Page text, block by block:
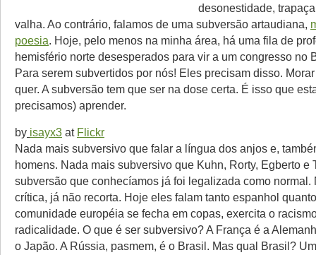
desonestidade,
valha. Ao contrário, falamos de uma subversão artaudiana,
poesia. Hoje, pelo menos na minha área, há uma fila de
hemisfério norte desesperados para vir a um congresso no
Para serem subvertidos por nós! Eles precisam disso.
quer. A subversão tem que ser na dose certa. É isso que
precisamos) aprender.
by isayx3 at Flickr
Nada mais subversivo que falar a língua dos anjos e,
homens. Nada mais subversivo que Kuhn, Rorty, Egberto e
subversão que conhecíamos já foi legalizada como normal.
crítica, já não recorta. Hoje eles falam tanto espanhol
comunidade européia se fecha em copas, exercita o
radicalidade. O que é ser subversivo? A França é a
o Japão. A Rússia, pasmem, é o Brasil. Mas qual Brasil?